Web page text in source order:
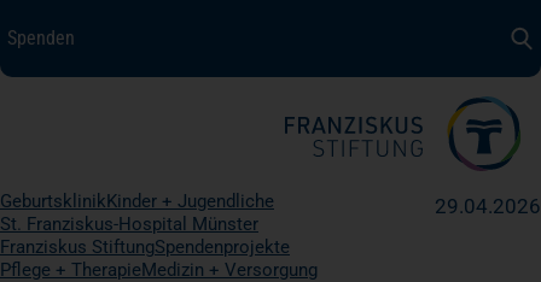
Spenden
Spenden
Medizin + Pflege
GeburtsklinikKinder + Jugendliche
St. Franziskus-Hospital Münster
Franziskus StiftungSpendenprojekte
Pflege + TherapieMedizin + Versorgung
29.04.2026